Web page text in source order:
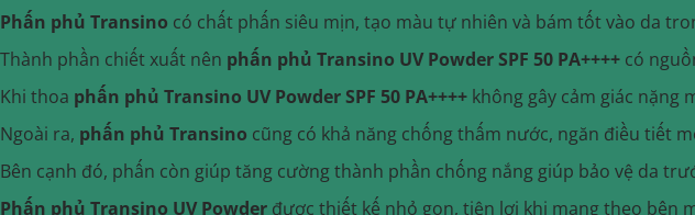
Phấn phủ Transino có chất phấn siêu mịn, tạo màu tự nhiên và bám tốt vào da
Thành phần chiết xuất nên phấn phủ Transino UV Powder SPF 50 PA++++ có
Khi thoa phấn phủ Transino UV Powder SPF 50 PA++++ không gây cảm giác nặng
Ngoài ra, phấn phủ Transino cũng có khả năng chống thấm nước, ngăn điều tiết
Bên cạnh đó, phấn còn giúp tăng cường thành phần chống nắng giúp bảo vệ da
Phấn phủ Transino UV Powder được thiết kế nhỏ gọn, tiện lợi khi mang theo bên